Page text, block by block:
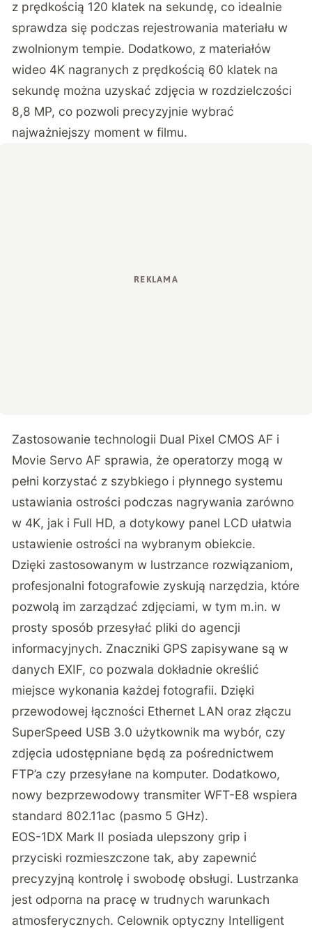
z prędkością 120 klatek na sekundę, co idealnie
sprawdza się podczas rejestrowania materiału w
zwolnionym tempie. Dodatkowo, z materiałów
wideo 4K nagranych z prędkością 60 klatek na
sekundę można uzyskać zdjęcia w rozdzielczości
8,8 MP, co pozwoli precyzyjnie wybrać
najważniejszy moment w filmu.
Zastosowanie technologii Dual Pixel CMOS AF i
Movie Servo AF sprawia, że operatorzy mogą w
pełni korzystać z szybkiego i płynnego systemu
ustawiania ostrości podczas nagrywania zarówno
w 4K, jak i Full HD, a dotykowy panel LCD ułatwia
ustawienie ostrości na wybranym obiekcie.
Dzięki zastosowanym w lustrzance rozwiązaniom,
profesjonalni fotografowie zyskują narzędzia, które
pozwolą im zarządzać zdjęciami, w tym m.in. w
prosty sposób przesyłać pliki do agencji
informacyjnych. Znaczniki GPS zapisywane są w
danych EXIF, co pozwala dokładnie określić
miejsce wykonania każdej fotografii. Dzięki
przewodowej łączności Ethernet LAN oraz złączu
SuperSpeed USB 3.0 użytkownik ma wybór, czy
zdjęcia udostępniane będą za pośrednictwem
FTP’a czy przesyłane na komputer. Dodatkowo,
nowy bezprzewodowy transmiter WFT-E8 wspiera
standard 802.11ac (pasmo 5 GHz).
EOS-1DX Mark II posiada ulepszony grip i
przyciski rozmieszczone tak, aby zapewnić
precyzyjną kontrolę i swobodę obsługi. Lustrzanka
jest odporna na pracę w trudnych warunkach
atmosferycznych. Celownik optyczny Intelligent